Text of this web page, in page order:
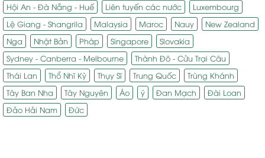
Hội An - Đà Nẵng - Huế
Liên tuyến các nước
Luxembourg
Lệ Giang - Shangrila
Malaysia Maroc Nauy
New Zealand
Nga
Nhật Bản Pháp Singapore
Slovakia
Sydney - Canberra - Melbourne
Thành Đô - Cửu Trại Câu
Thái Lan
Thổ Nhĩ Kỳ Thụy Sĩ Trung Quốc
Trùng Khánh
Tây Ban Nha
Tây Nguyên Áo ý Đan Mạch
Đài Loan
Đảo Hải Nam
Đức